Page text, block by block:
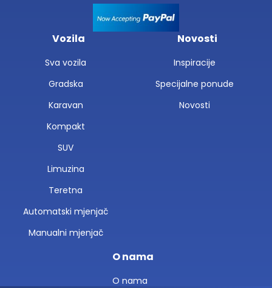
Vozila
Sva vozila
Gradska
Karavan
Kompakt
SUV
Limuzina
Teretna
Automatski mjenjač
Manualni mjenjač
Novosti
Inspiracije
Specijalne ponude
Novosti
O nama
O nama